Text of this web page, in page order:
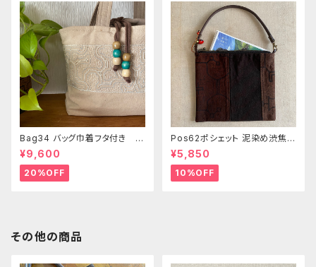
Bag34 バッグ巾着フタ付き 薄
いピンク系ベージュ シピボ族の
手刺繍シャーベットカラー
¥9,600
20%OFF
Pos62ポシェット 泥染め渋焦茶
ファスナーポーチ 20x18cm
渋い泥染めアレンジ 男性用小
物入れ 暇の付け替え可能
¥5,850
10%OFF
その他の商品